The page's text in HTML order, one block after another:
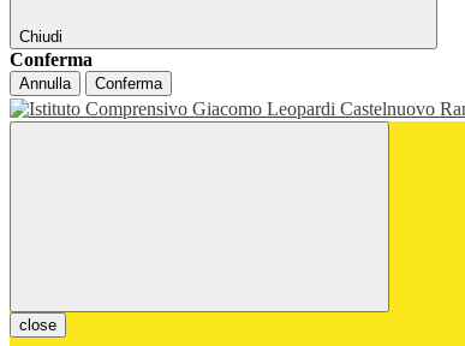
Chiudi
Conferma
Annulla Conferma
close